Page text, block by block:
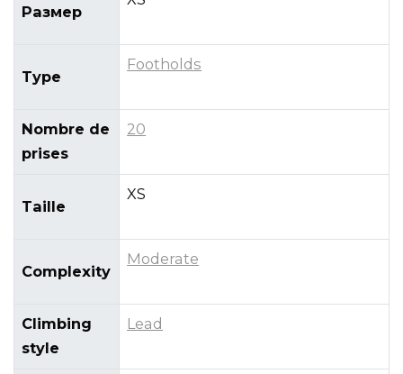
Размер
Type
Footholds
Nombre de
prises
20
Taille
XS
Complexity
Moderate
Climbing
style
Lead